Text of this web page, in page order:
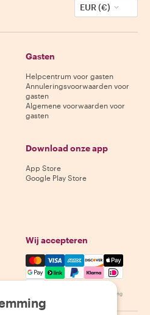
EUR (€)
Gasten
Helpcentrum voor gasten
Annuleringsvoorwaarden voor
gasten
Algemene voorwaarden voor
gasten
Download onze app
App Store
Google Play Store
Wij accepteren
Mastercard, Visa, Amex,
Beschikbaarheid varieert per bestemming